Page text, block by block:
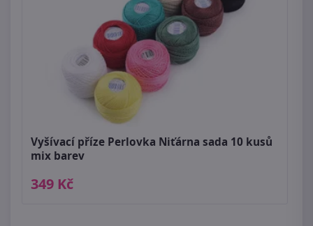
Vyšívací příze Perlovka Niťárna sada 10 kusů
mix barev
349 Kč